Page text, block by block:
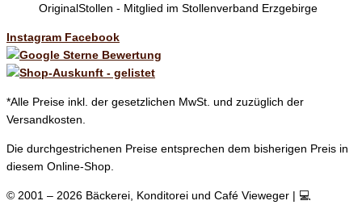
OriginalStollen - Mitglied im Stollenverband Erzgebirge
Instagram Facebook
*Alle Preise inkl. der gesetzlichen MwSt. und zuzüglich der
Versandkosten.
Die durchgestrichenen Preise entsprechen dem bisherigen Preis in
diesem Online-Shop.
© 2001 – 2026 Bäckerei, Konditorei und Café Vieweger | 💻